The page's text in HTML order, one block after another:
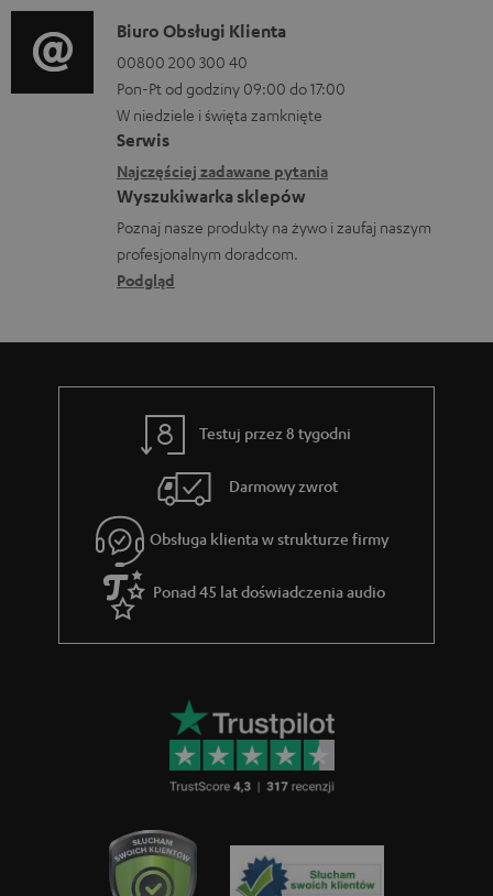
y
d
o
p
o
b
r
a
i
o
r
m
a
c
j
e
d
o
y
c
e
g
w
a
r
D
a
n
e
k
o
n
t
a
o
Biuro Obsługi Klienta
00800 200 300 40
Pon-Pt od godziny 09:00 do 17:00
W niedziele i święta zamknięte
Serwis
Najczęściej zadawane pytania
Wyszukiwarka sklepów
Poznaj nasze produkty na żywo i zaufaj naszym
profesjonalnym doradcom.
Podgląd
Testuj przez 8 tygodni
Darmowy zwrot
Obsługa klienta w strukturze firmy
Ponad 45 lat doświadczenia audio